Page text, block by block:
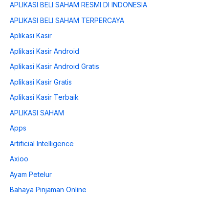
APLIKASI BELI SAHAM RESMI DI INDONESIA
APLIKASI BELI SAHAM TERPERCAYA
Aplikasi Kasir
Aplikasi Kasir Android
Aplikasi Kasir Android Gratis
Aplikasi Kasir Gratis
Aplikasi Kasir Terbaik
APLIKASI SAHAM
Apps
Artificial Intelligence
Axioo
Ayam Petelur
Bahaya Pinjaman Online